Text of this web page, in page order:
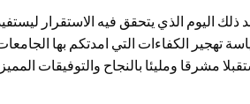
ذلك اليوم الذي يتحقق فيه الاستقرار
تهجير الكفاءات التي امدتكم بها
مشرقا ومليئا بالنجاح والتوفيقات